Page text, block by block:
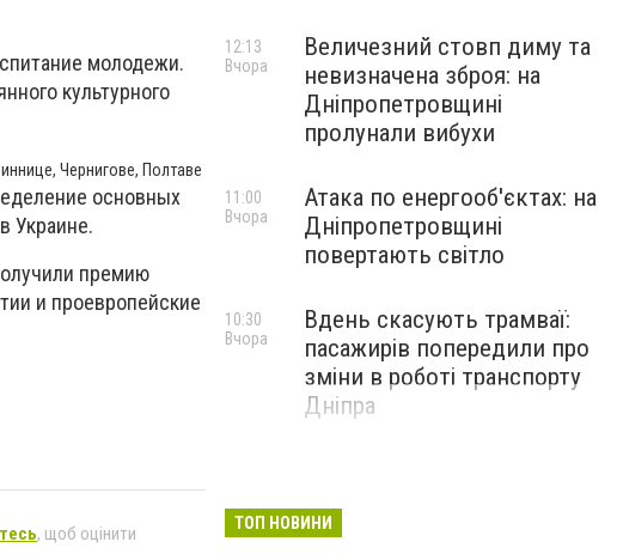
молодежи.
культурного
Чернигове, Полтаве
основных
Украине.
премию
и проевропейские
, щоб оцінити
Величезний стовп диму та
невизначена зброя: на
Дніпропетровщині
пролунали вибухи
12:13
Вчора
Атака по енергооб'єктах: на
Дніпропетровщині
повертають світло
11:00
Вчора
Вдень скасують трамваї:
пасажирів попередили про
зміни в роботі транспорту
Дніпра
10:30
Вчора
ТОП НОВИНИ